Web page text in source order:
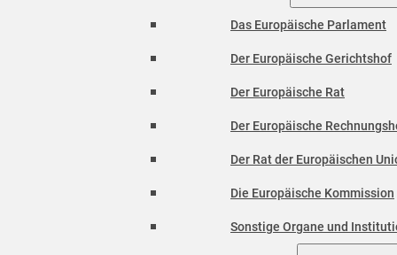
Das Europäische Parlament
Der Europäische Gerichtshof
Der Europäische Rat
Der Europäische
Der Rat der Europäischen
Die Europäische Kommission
Sonstige Organe und